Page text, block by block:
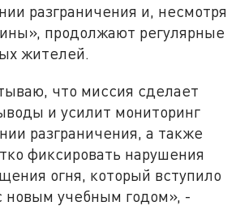
разграничения и, несмотря
продолжают регулярные
жителей.
что миссия сделает
и усилит мониторинг
разграничения, а также
фиксировать нарушения
огня, который вступило
новым учебным годом», -